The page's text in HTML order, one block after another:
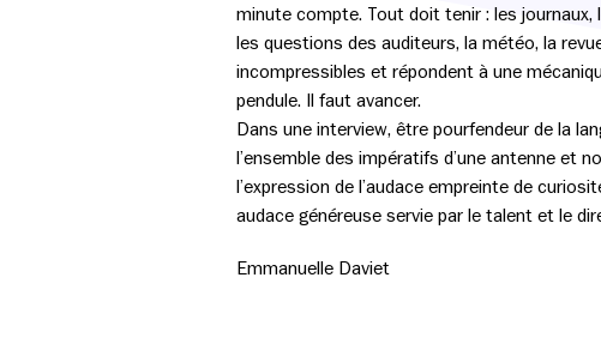
minute compte. Tout doit tenir : les journaux,
les questions des auditeurs, la météo, la
incompressibles et répondent à une
pendule. Il faut avancer.
Dans une interview, être pourfendeur de la
l’ensemble des impératifs d’une antenne et
l’expression de l’audace empreinte de
audace généreuse servie par le talent et le
Emmanuelle Daviet